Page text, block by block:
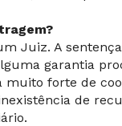
Juiz. A
garantia
forte de
de